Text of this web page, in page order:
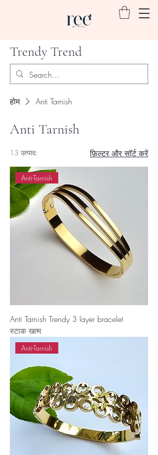
Trendy Trend
होम Anti Tarnish
Anti Tarnish
13 उत्पाद: फ़िल्टर और सॉर्ट करें
Anti-Tarnish
Anti Tarnish Trendy 3 layer bracelet
स्टाक खत्म
Anti-Tarnish